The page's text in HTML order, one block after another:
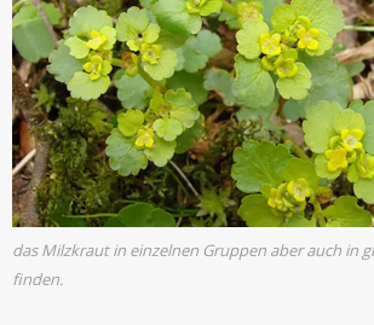
das Milzkraut in einzelnen Gruppen aber auch in
finden.